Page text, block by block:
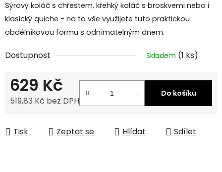
Sýrový koláč s chřestem, křehký koláč s broskvemi nebo i
klasický quiche - na to vše využijete tuto praktickou
obdélníkovou formu s odnímatelným dnem.
Dostupnost Skladem (1 ks)
629 Kč
519,83 Kč bez DPH
Do košíku
Tisk Zeptat se Hlídat Sdílet